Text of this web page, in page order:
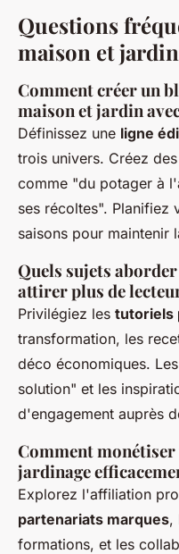
Questions
maison et jardin
Comment créer un
maison et jardin
Définissez une ligne
trois univers. Créez
comme "du potager à
ses récoltes". Planifiez
saisons pour maintenir
Quels sujets
attirer plus de
Privilégiez les tutoriels
transformation, les
déco économiques.
solution" et les
d'engagement auprès
Comment
jardinage
Explorez l'affiliation
partenariats marques,
formations, et les